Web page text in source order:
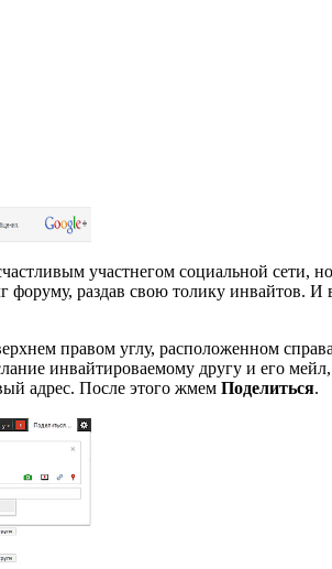
участнегом социальной сети,
форуму, раздав свою толику инвайтов. И
правом углу, расположенном
инвайтироваемому другу и его
адрес. После этого жмем Поделиться.